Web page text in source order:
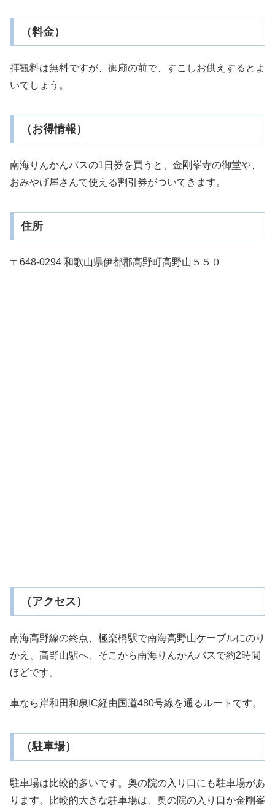
（料金）
拝観料は無料ですが、御廟の前で、すこしお供えするとよ
いでしょう。
（お得情報）
南海りんかんバスの1日券を買うと、金剛峯寺の御堂や、
おみやげ屋さんで使える割引券がついてきます。
住所
〒648-0294 和歌山県伊都郡高野町高野山５５０
（アクセス）
南海高野線の終点、極楽橋駅で南海高野山ケーブルにのり
かえ、高野山駅へ、そこから南海りんかんバスで約2時間
ほどです。
車なら岸和田和泉IC経由国道480号線を通るルートです。
（駐車場）
駐車場は比較的多いです。奥の院の入り口にも駐車場があ
ります。比較的大きな駐車場は、奥の院の入り口か金剛峯